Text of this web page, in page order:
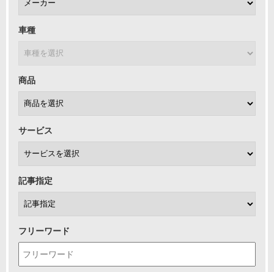
車種
商品
サービス
記事指定
フリーワード